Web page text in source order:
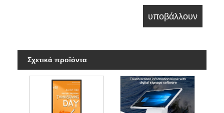
Σχετικά προϊόντα